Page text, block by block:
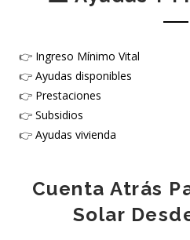
👉 Ingreso Mínimo Vital
👉 Ayudas disponibles
👉 Prestaciones
👉 Subsidios
👉 Ayudas vivienda
Cuenta Atrás
Solar